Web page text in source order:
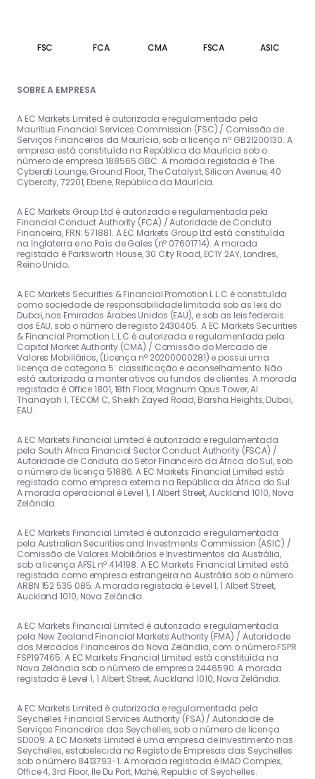
FSC FCA CMA FSCA ASIC
SOBRE A EMPRESA
A EC Markets Limited é autorizada e regulamentada pela
Mauritius Financial Services Commission (FSC) / Comissão de
Serviços Financeiros da Maurícia, sob a licença nº GB21200130. A
empresa está constituída na República da Maurícia sob o
número de empresa 188565 GBC. A morada registada é The
Cyberati Lounge, Ground Floor, The Catalyst, Silicon Avenue, 40
Cybercity, 72201, Ebene, República da Maurícia.
A EC Markets Group Ltd é autorizada e regulamentada pela
Financial Conduct Authority (FCA) / Autoridade de Conduta
Financeira, FRN: 571881. A EC Markets Group Ltd está constituída
na Inglaterra e no País de Gales (nº 07601714). A morada
registada é Parksworth House, 30 City Road, EC1Y 2AY, Londres,
Reino Unido.
A EC Markets Securities & Financial Promotion L.L.C é constituída
como sociedade de responsabilidade limitada sob as leis do
Dubai, nos Emirados Árabes Unidos (EAU), e sob as leis federais
dos EAU, sob o número de registo 2430405. A EC Markets Securities
& Financial Promotion L.L.C é autorizada e regulamentada pela
Capital Market Authority (CMA) / Comissão do Mercado de
Valores Mobiliários, (Licença nº 20200000281) e possui uma
licença de categoria 5: classificação e aconselhamento. Não
está autorizada a manter ativos ou fundos de clientes. A morada
registada é Office 1801, 18th Floor, Magnum Opus Tower, Al
Thanayah 1, TECOM C, Sheikh Zayed Road, Barsha Heights, Dubai,
EAU.
A EC Markets Financial Limited é autorizada e regulamentada
pela South Africa Financial Sector Conduct Authority (FSCA) /
Autoridade de Conduta do Setor Financeiro da África do Sul, sob
o número de licença 51886. A EC Markets Financial Limited está
registada como empresa externa na República da África do Sul.
A morada operacional é Level 1, 1 Albert Street, Auckland 1010, Nova
Zelândia.
A EC Markets Financial Limited é autorizada e regulamentada
pela Australian Securities and Investments Commission (ASIC) /
Comissão de Valores Mobiliários e Investimentos da Austrália,
sob a licença AFSL nº 414198. A EC Markets Financial Limited está
registada como empresa estrangeira na Austrália sob o número
ARBN 152 535 085. A morada registada é Level 1, 1 Albert Street,
Auckland 1010, Nova Zelândia.
A EC Markets Financial Limited é autorizada e regulamentada
pela New Zealand Financial Markets Authority (FMA) / Autoridade
dos Mercados Financeiros da Nova Zelândia, com o número FSPR
FSP197465. A EC Markets Financial Limited está constituída na
Nova Zelândia sob o número de empresa 2446590. A morada
registada é Level 1, 1 Albert Street, Auckland 1010, Nova Zelândia.
A EC Markets Limited é autorizada e regulamentada pela
Seychelles Financial Services Authority (FSA) / Autoridade de
Serviços Financeiros das Seychelles, sob o número de licença
SD009. A EC Markets Limited é uma empresa de investimento nas
Seychelles, estabelecida no Registo de Empresas das Seychelles
sob o número 8413793-1. A morada registada é IMAD Complex,
Office 4, 3rd Floor, Ile Du Port, Mahé, Republic of Seychelles.